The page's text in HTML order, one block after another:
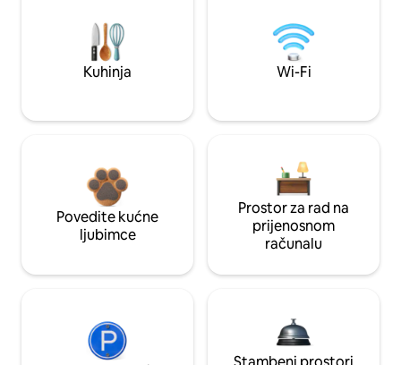
Kuhinja Wi-Fi
Povedite kućne
ljubimce
Prostor za rad na
prijenosnom
računalu